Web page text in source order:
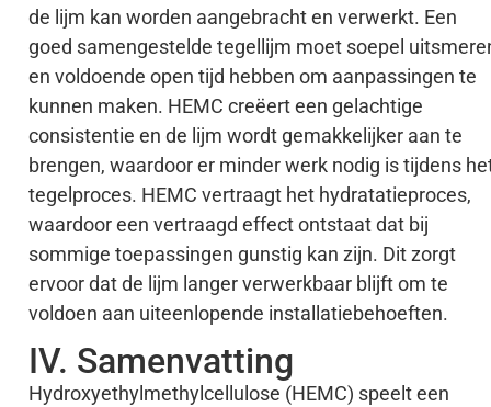
de lijm kan worden aangebracht en verwerkt. Een
goed samengestelde tegellijm moet soepel
en voldoende open tijd hebben om aanpassingen te
kunnen maken. HEMC creëert een gelachtige
consistentie en de lijm wordt gemakkelijker aan te
brengen, waardoor er minder werk nodig is tijdens
tegelproces. HEMC vertraagt het hydratatieproces,
waardoor een vertraagd effect ontstaat dat bij
sommige toepassingen gunstig kan zijn. Dit zorgt
ervoor dat de lijm langer verwerkbaar blijft om te
voldoen aan uiteenlopende installatiebehoeften.
IV. Samenvatting
Hydroxyethylmethylcellulose (HEMC) speelt een